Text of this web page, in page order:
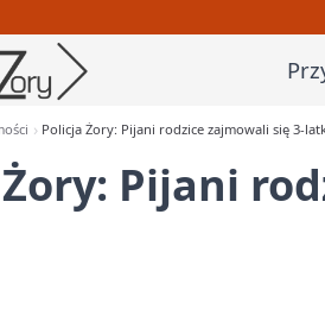
Policja Żory: Pijani rodzice zajmowali się 3-
Pijani